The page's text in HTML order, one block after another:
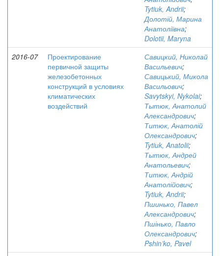
Tytiuk, Andrii;
Долотій, Марина
Анатоліївна;
Dolotii, Maryna
2016-07
Проектирование
первичной защиты
железобетонных
конструкций в условиях
климатических
воздействий
Савицкий, Николай
Васильевич;
Савицький, Микола
Васильович;
Savytskyi, Nykolai;
Тытюк, Анатолий
Александрович;
Титюк, Анатолій
Олександрович;
Tytiuk, Anatolii;
Тытюк, Андрей
Анатольевич;
Титюк, Андрій
Анатолійович;
Tytiuk, Andrii;
Пшинько, Павел
Александрович;
Пшінько, Павло
Олександрович;
Pshin’ko, Pavel